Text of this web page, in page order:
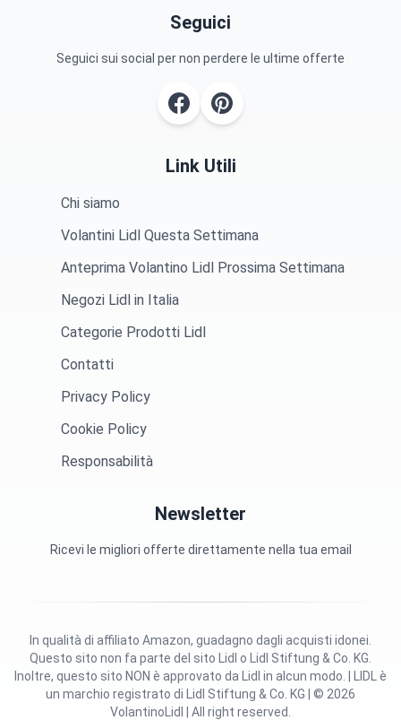
Seguici
Seguici sui social per non perdere le ultime offerte
Link Utili
Chi siamo
Volantini Lidl Questa Settimana
Anteprima Volantino Lidl Prossima Settimana
Negozi Lidl in Italia
Categorie Prodotti Lidl
Contatti
Privacy Policy
Cookie Policy
Responsabilità
Newsletter
Ricevi le migliori offerte direttamente nella tua email
Questo sito non fa parte del sito Lidl o Lidl Stiftung & Co. KG.
Inoltre, questo sito NON è approvato da Lidl in alcun modo. | LIDL è
un marchio registrato di Lidl Stiftung & Co. KG | © 2026
VolantinoLidl | All right reserved.
In qualità di affiliato Amazon, guadagno dagli acquisti idonei.